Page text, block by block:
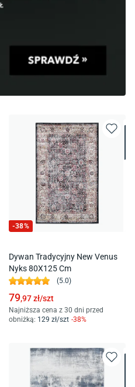
-38%
Dywan Tradycyjny New Venus
Nyks 80X125 Cm
(5.0)
79,97zł/szt
Najniższa cena z 30 dni przed
obniżką: 129 zł/szt -38%